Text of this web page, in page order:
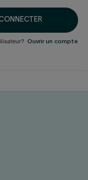
Ouvrir un compte